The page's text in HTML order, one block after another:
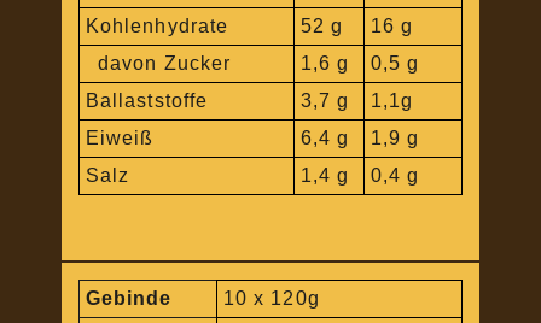
Kohlenhydrate 52 g
16 g
davon Zucker
1,6 g
0,5 g
Ballaststoffe
3,7 g
1,1g
Eiweiß
6,4 g
1,9 g
Salz
1,4 g 0,4 g
Gebinde
10 x 120g